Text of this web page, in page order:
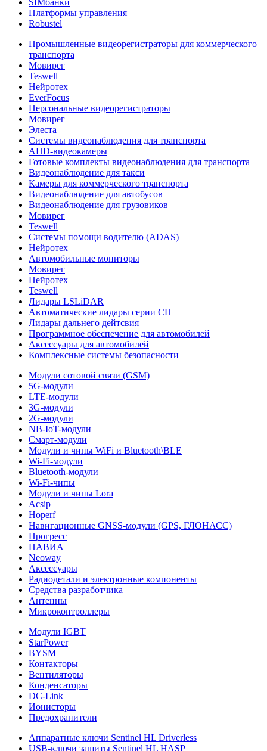
SIMбанки
Платформы управления
Robustel
Промышленные видеорегистраторы для коммерческого
транспорта
Мовирег
Teswell
Нейротех
EverFocus
Персональные видеорегистраторы
Мовирег
Элеста
Системы видеонаблюдения для транспорта
AHD-видеокамеры
Готовые комплекты видеонаблюдения для транспорта
Видеонаблюдение для такси
Камеры для коммерческого транспорта
Видеонаблюдение для автобусов
Видеонаблюдение для грузовиков
Мовирег
Teswell
Системы помощи водителю (ADAS)
Нейротех
Автомобильные мониторы
Мовирег
Нейротех
Teswell
Лидары LSLiDAR
Автоматические лидары серии CH
Лидары дальнего дейтсвия
Программное обеспечение для автомобилей
Аксессуары для автомобилей
Комплексные системы безопасности
Модули сотовой связи (GSM)
5G-модули
LTE-модули
3G-модули
2G-модули
NB-IoT-модули
Смарт-модули
Модули и чипы WiFi и Bluetooth\BLE
Wi-Fi-модули
Bluetooth-модули
Wi-Fi-чипы
Модули и чипы Lora
Acsip
Hoperf
Навигационные GNSS-модули (GPS, ГЛОНАСС)
Прогресс
НАВИА
Neoway
Аксессуары
Радиодетали и электронные компоненты
Средства разработчика
Антенны
Микроконтроллеры
Модули IGBT
StarPower
BYSM
Контакторы
Вентиляторы
Конденсаторы
DC-Link
Ионисторы
Предохранители
Аппаратные ключи Sentinel HL Driverless
USB-ключи защиты Sentinel HL HASP